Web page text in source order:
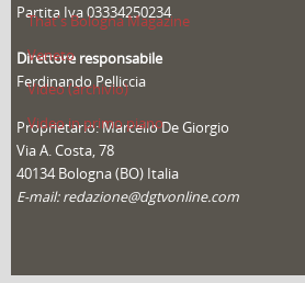
That's Bologna Magazine
Veneto
Video (archivio)
Video in primo piano
Partita Iva 03334250234
Direttore responsabile
Ferdinando Pelliccia
Proprietario: Marcello De Giorgio
Via A. Costa, 78
40134 Bologna (BO) Italia
E-mail: redazione@dgtvonline.com